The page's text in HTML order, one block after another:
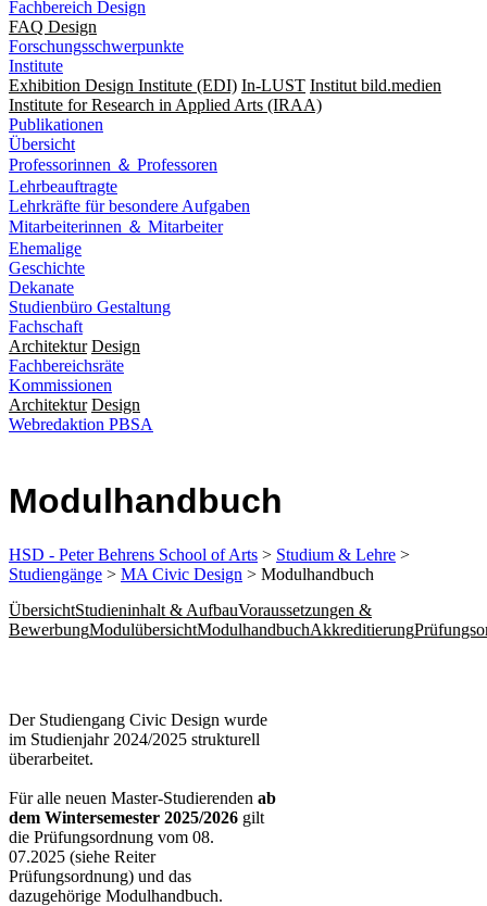
Fachbereich Design
FAQ Design
Forschungsschwerpunkte
Institute
Exhibition Design Institute (EDI) In-LUST Institut bild.medien
Institute for Research in Applied Arts (IRAA)
Publikationen
Übersicht
Professorinnen ＆ Professoren
Lehrbeauftragte
Lehrkräfte für besondere Aufgaben
Mitarbeiterinnen ＆ Mitarbeiter
Ehemalige
Geschichte
Dekanate
Studienbüro Gestaltung
Fachschaft
Architektur Design
Fachbereichsräte
Kommissionen
Architektur Design
Webredaktion PBSA
Modul­hand­buch
HSD - Peter Behrens School of Arts > Studium & Lehre >
Studiengänge > MA Civic Design > Modulhandbuch
ÜbersichtStudieninhalt & AufbauVoraussetzungen &
BewerbungModulübersichtModulhandbuchAkkreditierung
Der Studiengang Civic Design wurde
im Studienjahr 2024/2025 strukturell
überarbeitet.
Für alle neuen Master-Studierenden ab
dem Wintersemester 2025/2026 gilt
die Prüfungsordnung vom 08.
07.2025 (siehe Reiter
Prüfungsordnung) und das
dazugehörige Modulhandbuch.